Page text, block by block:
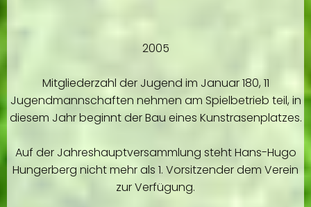
2005
Mitgliederzahl der Jugend im Januar 180, 11
Jugendmannschaften nehmen am Spielbetrieb teil, in
diesem Jahr beginnt der Bau eines Kunstrasenplatzes.
Auf der Jahreshauptversammlung steht Hans-Hugo
Hungerberg nicht mehr als 1. Vorsitzender dem Verein
zur Verfügung.